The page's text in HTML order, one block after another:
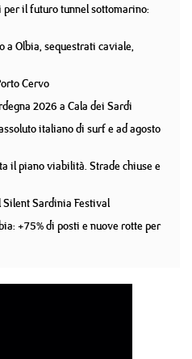
il futuro tunnel sottomarino:
Olbia, sequestrati caviale,
Cervo
2026 a Cala dei Sardi
italiano di surf e ad agosto
il piano viabilità. Strade chiuse e
Silent Sardinia Festival
+75% di posti e nuove rotte per